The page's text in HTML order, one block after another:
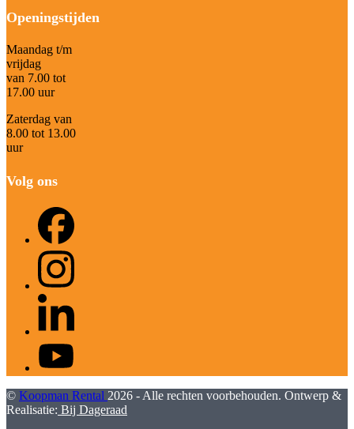
Openingstijden
Maandag t/m
vrijdag
van 7.00 tot
17.00 uur
Zaterdag van
8.00 tot 13.00
uur
Volg ons
Instagram
© Koopman Rental 2026 - Alle rechten voorbehouden. Ontwerp &
Realisatie: Bij Dageraad